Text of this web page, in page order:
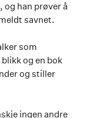
og han prøver å
savnet.
som
og en bok
og stiller
ingen andre